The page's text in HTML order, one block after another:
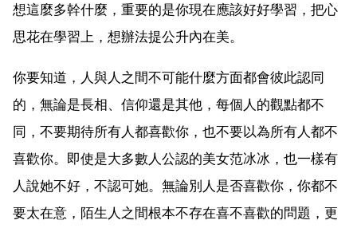
想這麼多幹什麼，重要的是你現在應該好好學習，把心
思花在學習上，想辦法提公升內在美。
你要知道，人與人之間不可能什麼方面都會彼此認同
的，無論是長相、信仰還是其他，每個人的觀點都不
同，不要期待所有人都喜歡你，也不要以為所有人都不
喜歡你。即使是大多數人公認的美女范冰冰，也一樣有
人說她不好，不認可她。無論別人是否喜歡你，你都不
要太在意，陌生人之間根本不存在喜不喜歡的問題，更